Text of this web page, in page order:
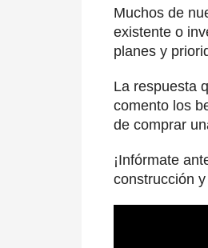
Muchos de
existente o
planes y
La respuesta
comento los
de comprar
¡Infórmate
construcción